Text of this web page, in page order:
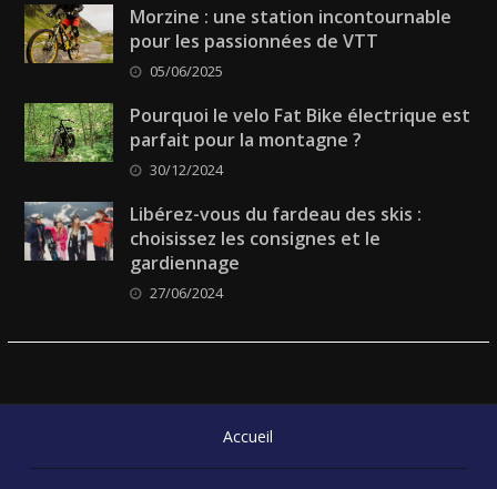
Morzine : une station incontournable
pour les passionnées de VTT
05/06/2025
Pourquoi le velo Fat Bike électrique est
parfait pour la montagne ?
30/12/2024
Libérez-vous du fardeau des skis :
choisissez les consignes et le
gardiennage
27/06/2024
Accueil